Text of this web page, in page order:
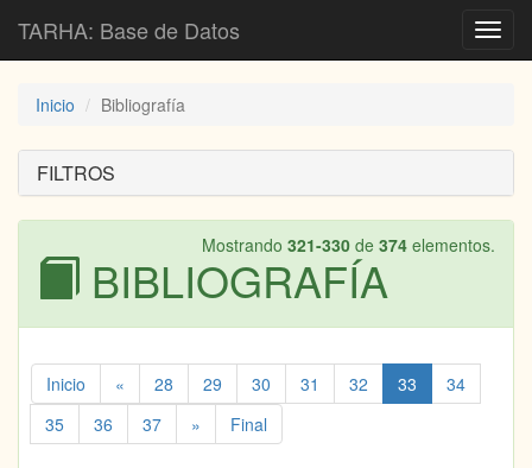
TARHA: Base de Datos
Inicio Bibliografía
FILTROS
Mostrando 321-330 de 374 elementos.
BIBLIOGRAFÍA
Inicio « 28 29 30 31 32 33
34
35
36 37 » Final